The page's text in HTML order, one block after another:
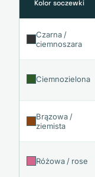
Kolor soczewki
Czarna /
ciemnoszara
Ciemnozielona
Brązowa /
ziemista
Różowa / rose